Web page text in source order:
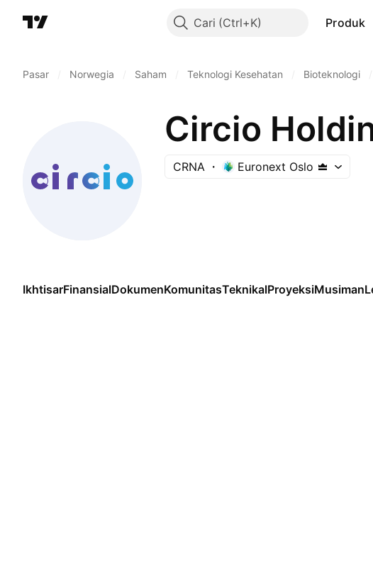
Cari Produk
Pasar Norwegia Saham Teknologi Kesehatan Bioteknologi
Circio
CRNA Euronext Oslo
IkhtisarFinansialDokumenKomunitasTeknikalProyeksiMusiman